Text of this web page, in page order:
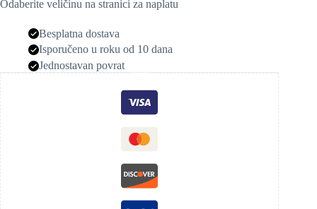
Odaberite veličinu na stranici za naplatu
Besplatna dostava
Isporučeno u roku od 10 dana
Jednostavan povrat